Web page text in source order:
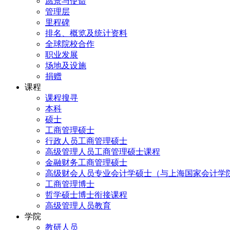
管理层
里程碑
排名、概览及统计资料
全球院校合作
职业发展
场地及设施
捐赠
课程
课程搜寻
本科
硕士
工商管理硕士
行政人员工商管理硕士
高级管理人员工商管理硕士课程
金融财务工商管理硕士
高级财会人员专业会计学硕士（与上海国家会计学
工商管理博士
哲学硕士博士衔接课程
高级管理人员教育
学院
教研人员